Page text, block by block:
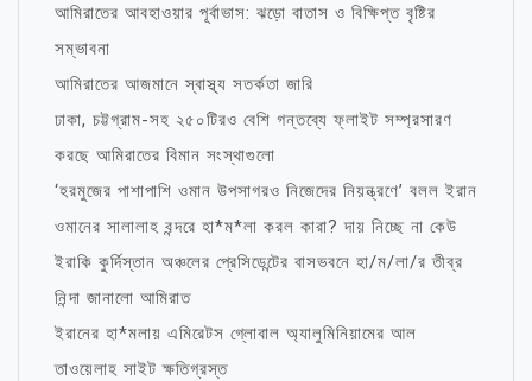
আমিরাতের আবহাওয়ার পূর্বাভাস: ঝড়ো বাতাস ও বিক্ষিপ্ত বৃষ্টির
সম্ভাবনা
আমিরাতের আজমানে স্বাস্থ্য সতর্কতা জারি
ঢাকা, চট্টগ্রাম-সহ ২৫০টিরও বেশি গন্তব্যে ফ্লাইট সম্প্রসারণ
করছে আমিরাতের বিমান সংস্থাগুলো
‘হরমুজের পাশাপাশি ওমান উপসাগরও নিজেদের নিয়ন্ত্রণে’ বলল ইরান
ওমানের সালালাহ বন্দরে হা*ম*লা করল কারা? দায় নিচ্ছে না কেউ
ইরাকি কুর্দিস্তান অঞ্চলের প্রেসিডেন্টের বাসভবনে হা/ম/লা/র তীব্র
নিন্দা জানালো আমিরাত
ইরানের হা*মলায় এমিরেটস গ্লোবাল অ্যালুমিনিয়ামের আল
তাওয়েলাহ সাইট ক্ষতিগ্রস্ত